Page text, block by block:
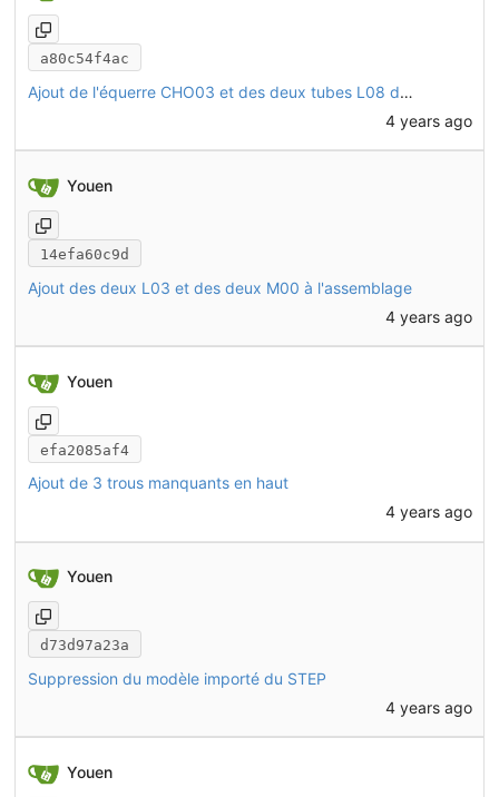
a80c54f4ac
Ajout de l'équerre CHO03 et des deux tubes L08 dans l'assemblage
4 years ago
Youen
14efa60c9d
Ajout des deux L03 et des deux M00 à l'assemblage
4 years ago
Youen
efa2085af4
Ajout de 3 trous manquants en haut
4 years ago
Youen
d73d97a23a
Suppression du modèle importé du STEP
4 years ago
Youen